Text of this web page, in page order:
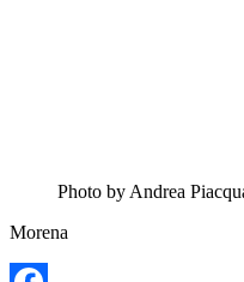
Photo by Andrea
Morena